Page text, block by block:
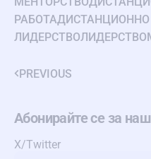
РАБОТАДИСТАНЦИОННО
ЛИДЕРСТВОЛИДЕРСТВО
PREVIOUS
Абонирайте се за
X/Twitter